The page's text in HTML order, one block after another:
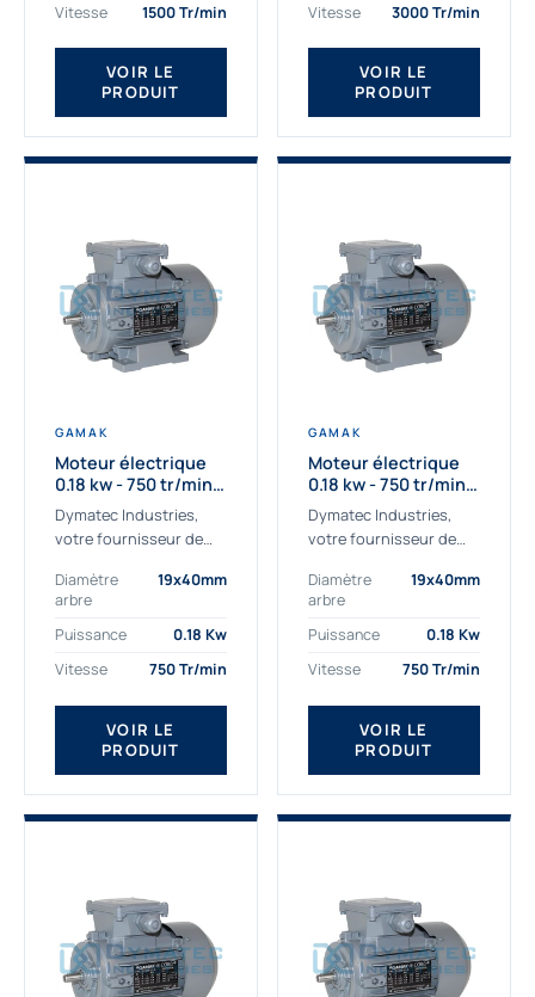
détermination et la
fourniture...
Vitesse
1500 Tr/min
VOIR LE
PRODUIT
Fournisseur Français
des moteurs
électriques Gamak,
nous proposons
exclusivement des...
Vitesse
3000 Tr/min
VOIR LE
PRODUIT
GAMAK
Moteur électrique
0.18 kw - 750 tr/min -
230/400V - IE2
Dymatec Industries,
votre fournisseur de
kw. Dymatec Industries
vous propose le moteur
électrique 0.18 kw, un
qualité Gamak...
Diamètre
arbre
19x40mm
Puissance
0.18 Kw
Vitesse
750 Tr/min
VOIR LE
PRODUIT
GAMAK
Moteur électrique
0.18 kw - 750 tr/min -
230/400V - IE3
Dymatec Industries,
votre fournisseur de
kw. Dymatec Industries
vous propose le moteur
électrique 0.18 kw, un
moteur de qualité...
Diamètre
arbre
19x40mm
Puissance
0.18 Kw
Vitesse
750 Tr/min
VOIR LE
PRODUIT